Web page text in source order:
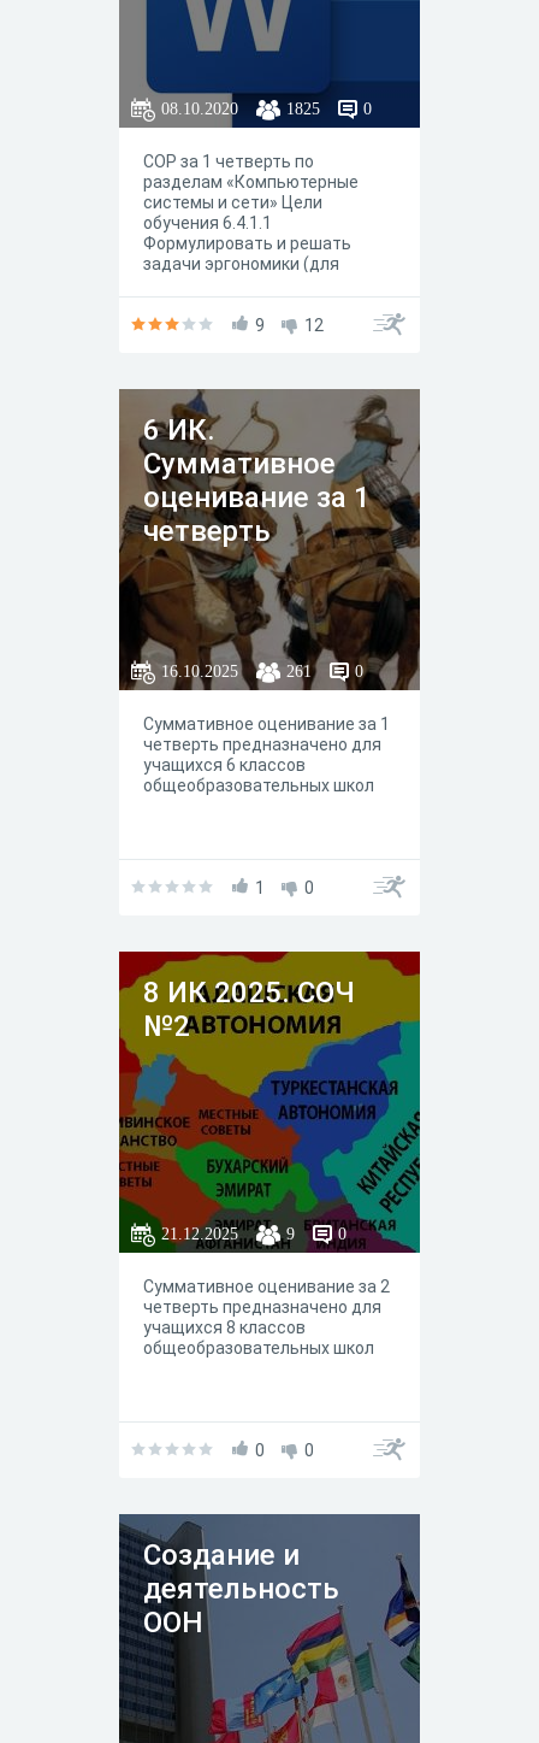
08.10.2020 1825 0
СОР за 1 четверть по
разделам «Компьютерные
системы и сети» Цели
обучения 6.4.1.1
Формулировать и решать
задачи эргономики (для
6.1.1.1 Рассказывать об
техники 6.1.1.2 Объяснять
взаимодействие основных
устройств компьютера;6.1.2.1
Называть основные функции
операционной системы
9 12
6 ИК.
Суммативное
оценивание за 1
четверть
16.10.2025 261 0
Суммативное оценивание за 1
четверть предназначено для
учащихся 6 классов
общеобразовательных школ
1 0
8 ИК 2025. СОЧ
№2
21.12.2025 9 0
Суммативное оценивание за 2
четверть предназначено для
учащихся 8 классов
общеобразовательных школ
0 0
Создание и
деятельность
ООН